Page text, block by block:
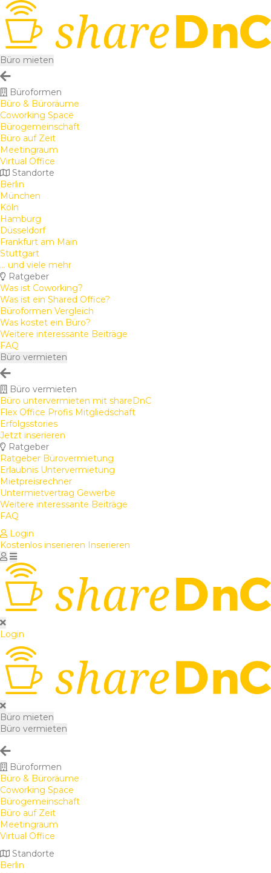
Büro mieten
Büroformen
Büro & Büroräume
Coworking Space
Bürogemeinschaft
Büro auf Zeit
Meetingraum
Virtual Office
Standorte
Berlin
München
Köln
Hamburg
Düsseldorf
Frankfurt am Main
Stuttgart
... und viele mehr
Ratgeber
Was ist Coworking?
Was ist ein Shared Office?
Büroformen Vergleich
Was kostet ein Büro?
Weitere interessante Beiträge
FAQ
Büro vermieten
Büro vermieten
Büro untervermieten mit shareDnC
Flex Office Profis Mitgliedschaft
Erfolgsstories
Jetzt inserieren
Ratgeber
Ratgeber Bürovermietung
Erlaubnis Untervermietung
Mietpreisrechner
Untermietvertrag Gewerbe
Weitere interessante Beiträge
FAQ
Login
Kostenlos inserieren Inserieren
Login
Büro mieten
Büro vermieten
Büroformen
Büro & Büroräume
Coworking Space
Bürogemeinschaft
Büro auf Zeit
Meetingraum
Virtual Office
Standorte
Berlin